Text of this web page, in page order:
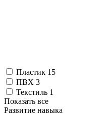
Пластик 15
ПВХ 3
Текстиль 1
Показать все
Развитие навыка